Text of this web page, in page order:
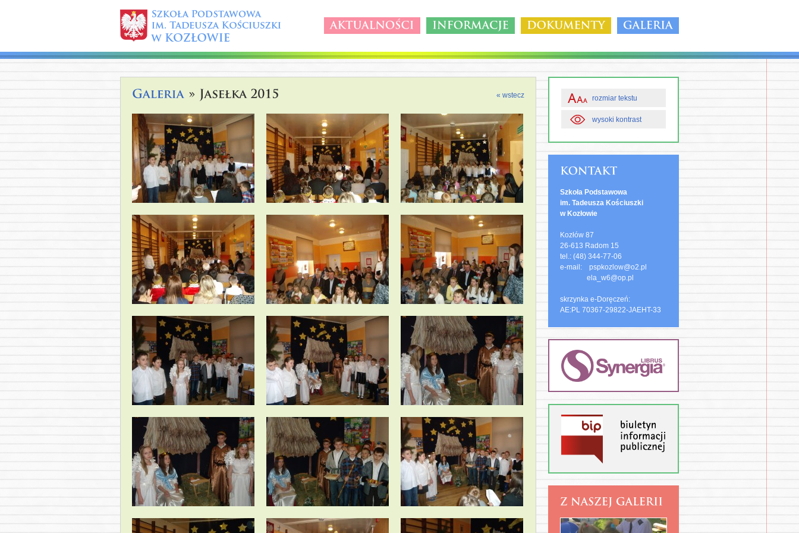
« wstecz rozmiar tekstu
wysoki kontrast
Szkoła Podstawowa
im. Tadeusza Kościuszki
w Kozłowie
Kozłów 87
26-613 Radom 15
tel.: (48) 344-77-06
e-mail: pspkozlow@o2.pl
ela_w6@op.pl
skrzynka e-Doręczeń:
AE:PL 70367-29822-JAEHT-33